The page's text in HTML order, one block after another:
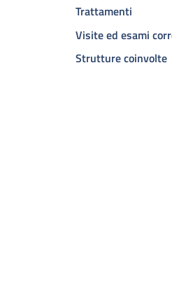
Trattamenti
Visite ed esami
Strutture coinvolte